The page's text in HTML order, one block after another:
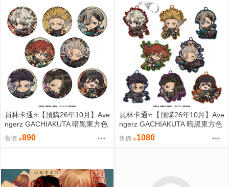
員林卡通⭐️【預購26年10月】Ave
ngerz GACHIAKUTA 暗黑東方色
彩 Q版徽章收藏集 中盒 0814
售價 890
員林卡通⭐️【預購26年10月】Ave
ngerz GACHIAKUTA 暗黑東方色
彩 Q版壓克力鑰匙圈集 中盒 081
4
售價 1080